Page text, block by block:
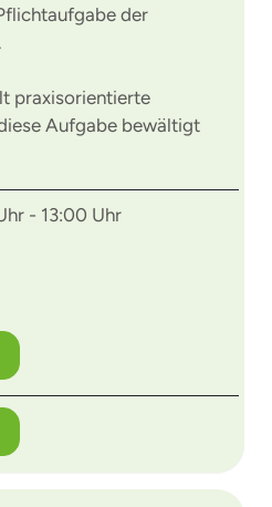
der
praxisorientierte
Aufgabe bewältigt
- 13:00 Uhr